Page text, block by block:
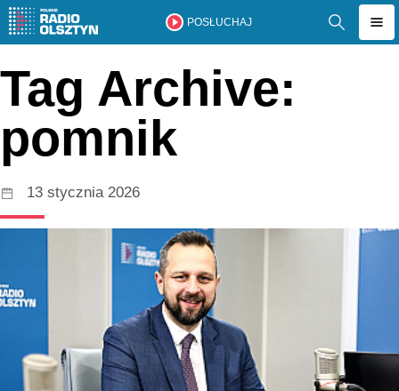
POSŁUCHAJ
Tag Archive:
pomnik
13 stycznia 2026